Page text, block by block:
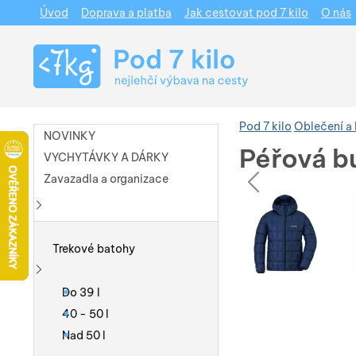
Pod 7 kilo Oblečení a
Péřová
Fotografie
Fotografie
NOVINKY
VYCHYTÁVKY A DÁRKY
Zavazadla a organizace
Trekové batohy
Zobrazit více
Do 39 l
40 - 50 l
Nad 50 l
Navigace
Úvod Doprava a platba Jak cestovat pod 7 kilo O nás